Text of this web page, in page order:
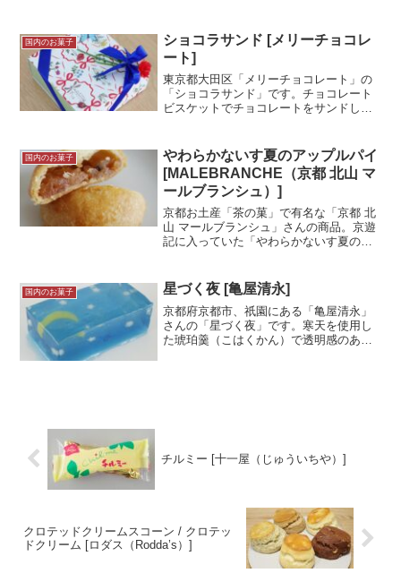
菓子はアルコールは含まれていないので
子供でも安心です！試食メ...＜続きを読
む＞
国内のお菓子
ショコラサンド [メリーチョコレ
ート]
東京都大田区「メリーチョコレート」の
「ショコラサンド」です。チョコレート
ビスケットでチョコレートをサンドして
ケージですが、限定商品ではなく、通常
版があります。試食メモ京...＜続きを読
む＞
国内のお菓子
やわらかないす夏のアップルパイ
[MALEBRANCHE（京都 北山 マ
ールブランシュ）]
京都お土産「茶の菓」で有名な「京都 北
山 マールブランシュ」さんの商品。京遊
記に入っていた「やわらかないす夏のア
商品です。こちらもパイですが、みんな
のリーフパイとは違い...＜続きを読む＞
国内のお菓子 星づく夜 [亀屋清永]
京都府京都市、祇園にある「亀屋清永」
さんの「星づく夜」です。寒天を使用し
た琥珀羹（こはくかん）で透明感のある
チルミー [十一屋（じゅういちや）]
クロテッドクリームスコーン / クロテッ
ドクリーム [ロダス（Rodda’s）]